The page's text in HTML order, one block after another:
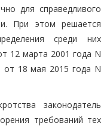
для справедливого
При этом решается
среди них
12 марта 2001 года N
18 мая 2015 года N
законодатель
требований тех